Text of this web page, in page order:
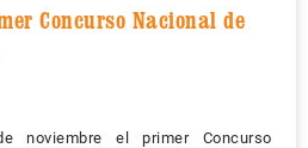
Concurso Nacional de
noviembre el primer Concurso